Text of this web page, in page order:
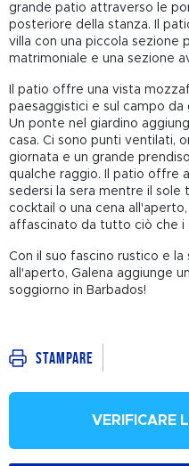
grande patio attraverso le
posteriore della stanza. Il
villa con una piccola sezione
matrimoniale e una sezione
Il patio offre una vista
paesaggistici e sul campo da
Un ponte nel giardino
casa. Ci sono punti ventilati,
giornata e un grande
qualche raggio. Il patio offre
sedersi la sera mentre il
cocktail o una cena
affascinato da tutto ciò che i
Con il suo fascino rustico e
all'aperto, Galena aggiunge
soggiorno in Barbados!
Stampare
VERIFICARE